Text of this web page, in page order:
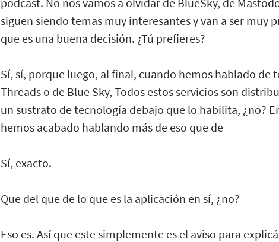
siguen siendo temas muy interesantes y van a ser
que es una buena decisión. ¿Tú prefieres?
Sí, sí, porque luego, al final, cuando hemos hablado de
Threads o de Blue Sky, Todos estos servicios son
un sustrato de tecnología debajo que lo habilita, ¿no?
hemos acabado hablando más de eso que de
Sí, exacto.
Que del que de lo que es la aplicación en sí, ¿no?
Eso es. Así que este simplemente es el aviso para